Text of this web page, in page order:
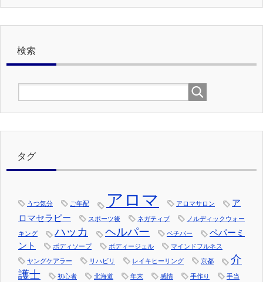
の
検索
タグ
うつ気分 ご年配 アロマ アロマサロン
ア
ロマセラピー
スポーツ後 ネガティブ ノルディックウォー
キング ハッカ ヘルパー ベチバー
ペパーミ
ント
ボディソープ ボディージェル マインドフルネス
ヤングケアラー リハビリ レイキヒーリング 京都
介
護士
初心者 北海道 年末 感情 手作り 手当